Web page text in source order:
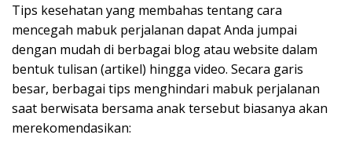
Tips kesehatan yang membahas tentang cara
mencegah mabuk perjalanan dapat Anda jumpai
dengan mudah di berbagai blog atau website dalam
bentuk tulisan (artikel) hingga video. Secara garis
besar, berbagai tips menghindari mabuk perjalanan
saat berwisata bersama anak tersebut biasanya akan
merekomendasikan: